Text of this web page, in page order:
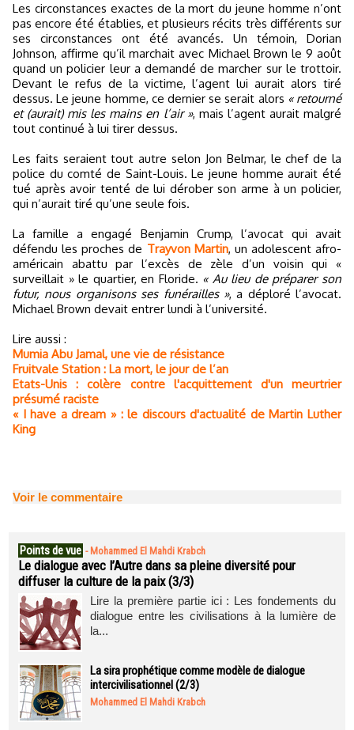
Les circonstances exactes de la mort du jeune homme n’ont
pas encore été établies, et plusieurs récits très différents sur
ses circonstances ont été avancés. Un témoin, Dorian
Johnson, affirme qu’il marchait avec Michael Brown le 9 août
quand un policier leur a demandé de marcher sur le trottoir.
Devant le refus de la victime, l’agent lui aurait alors tiré
dessus. Le jeune homme, ce dernier se serait alors « retourné
et (aurait) mis les mains en l’air », mais l’agent aurait malgré
tout continué à lui tirer dessus.
Les faits seraient tout autre selon Jon Belmar, le chef de la
police du comté de Saint-Louis. Le jeune homme aurait été
tué après avoir tenté de lui dérober son arme à un policier,
qui n’aurait tiré qu’une seule fois.
La famille a engagé Benjamin Crump, l’avocat qui avait
défendu les proches de Trayvon Martin, un adolescent afro-
américain abattu par l’excès de zèle d’un voisin qui «
surveillait » le quartier, en Floride. « Au lieu de préparer son
futur, nous organisons ses funérailles », a déploré l’avocat.
Michael Brown devait entrer lundi à l’université.
Lire aussi :
Mumia Abu Jamal, une vie de résistance
Fruitvale Station : La mort, le jour de l’an
Etats-Unis : colère contre l'acquittement d'un meurtrier
présumé raciste
« I have a dream » : le discours d'actualité de Martin Luther
King
Voir le commentaire
Points de vue - Mohammed El Mahdi Krabch
Le dialogue avec l’Autre dans sa pleine diversité pour
diffuser la culture de la paix (3/3)
Lire la première partie ici : Les fondements du
dialogue entre les civilisations à la lumière de
la...
La sira prophétique comme modèle de dialogue
intercivilisationnel (2/3)
Mohammed El Mahdi Krabch